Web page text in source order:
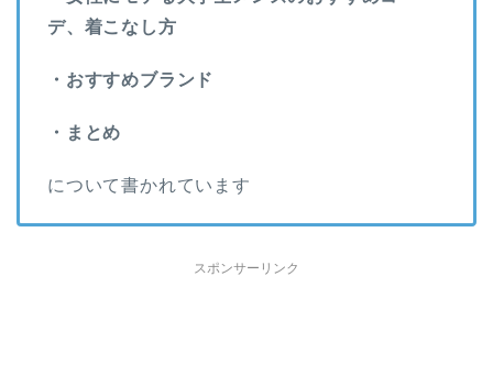
デ、着こなし方
・おすすめブランド
・まとめ
について書かれています
スポンサーリンク